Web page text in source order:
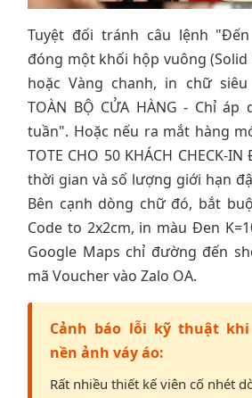
Tuyệt đối tránh câu lệnh
đóng một khối hộp vuông
hoặc Vàng chanh, in chữ siêu
TOÀN BỘ CỬA HÀNG - Chỉ
tuần". Hoặc nếu ra mắt hàng
TOTE CHO 50 KHÁCH CHECK-
thời gian và số lượng giới hạn
Bên cạnh dòng chữ đó, bắt
Code to 2x2cm, in màu Đen
Google Maps chỉ đường đến
mã Voucher vào Zalo OA.
Cảnh báo lỗi kỹ thuật
nền ảnh váy áo:
Rất nhiều thiết kế viên cố nhét